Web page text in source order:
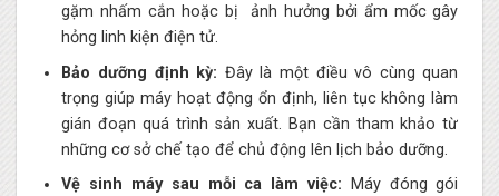
gặm nhấm cắn hoặc bị ảnh hưởng bởi ẩm mốc gây
hỏng linh kiện điện tử.
Bảo dưỡng định kỳ: Đây là một điều vô cùng quan
trọng giúp máy hoạt động ổn định, liên tục không làm
gián đoạn quá trình sản xuất. Bạn cần tham khảo từ
những cơ sở chế tạo để chủ động lên lịch bảo dưỡng.
Vệ sinh máy sau mỗi ca làm việc: Máy đóng gói